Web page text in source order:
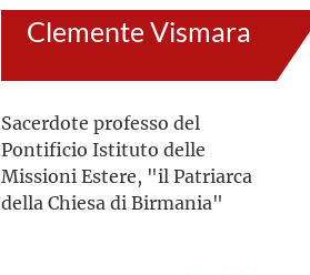
Clemente Vismara
Sacerdote professo del
Pontificio Istituto delle
Missioni Estere, "il Patriarca
della Chiesa di Birmania"